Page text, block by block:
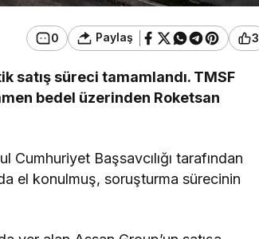
0 Paylaş 3
satış süreci tamamlandı. TMSF
bedel üzerinden Roketsan
Cumhuriyet Başsavcılığı tarafından
el konulmuş, soruşturma sürecinin